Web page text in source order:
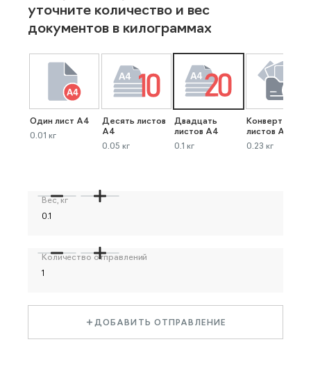
уточните количество и вес
документов в килограммах
Один лист А4
0.01 кг
Десять листов
А4
0.05 кг
Двадцать
листов А4
0.1 кг
Конверт до 40
листов А4
0.23 кг
Вес, кг
Количество отправлений
ДОБАВИТЬ ОТПРАВЛЕНИЕ